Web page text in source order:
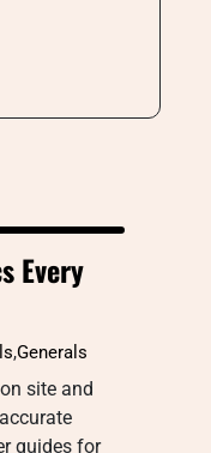
Every
,Generals
site and
guides for